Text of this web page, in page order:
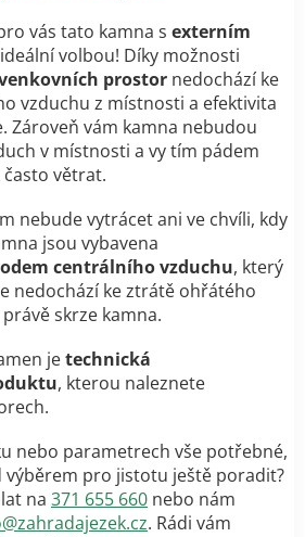
vás tato kamna s externím
ideální volbou! Díky možnosti
prostor nedochází ke
vzduchu z místnosti a efektivita
Zároveň vám kamna nebudou
v místnosti a vy tím pádem
větrat.
nebude vytrácet ani ve chvíli, kdy
jsou vybavena
centrálního vzduchu, který
nedochází ke ztrátě ohřátého
skrze kamna.
jetechnická
, kterou naleznete
nebo parametrech vše potřebné,
výběrem pro jistotu ještě poradit?
na 371 655 660 nebo nám
. Rádi vám